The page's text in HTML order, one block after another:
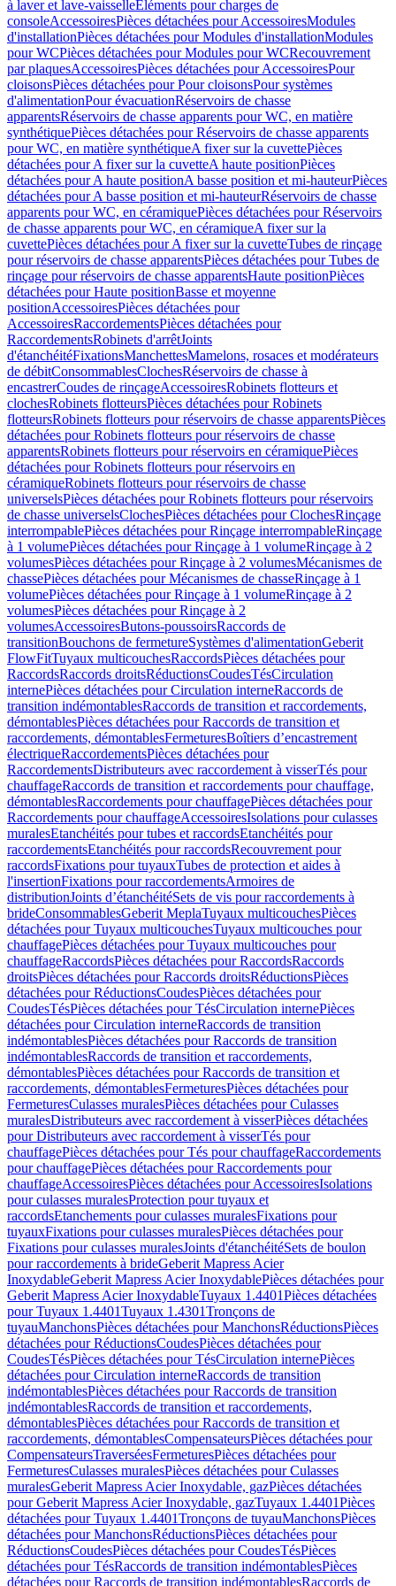
à laver et lave-vaisselleEléments pour charges de
consoleAccessoiresPièces détachées pour AccessoiresModules
d'installationPièces détachées pour Modules d'installationModules
pour WCPièces détachées pour Modules pour WCRecouvrement
par plaquesAccessoiresPièces détachées pour AccessoiresPour
cloisonsPièces détachées pour Pour cloisonsPour systèmes
d'alimentationPour évacuationRéservoirs de chasse
apparentsRéservoirs de chasse apparents pour WC, en matière
synthétiquePièces détachées pour Réservoirs de chasse apparents
pour WC, en matière synthétiqueA fixer sur la cuvettePièces
détachées pour A fixer sur la cuvetteA haute positionPièces
détachées pour A haute positionA basse position et mi-hauteurPièces
détachées pour A basse position et mi-hauteurRéservoirs de chasse
apparents pour WC, en céramiquePièces détachées pour Réservoirs
de chasse apparents pour WC, en céramiqueA fixer sur la
cuvettePièces détachées pour A fixer sur la cuvetteTubes de rinçage
pour réservoirs de chasse apparentsPièces détachées pour Tubes de
rinçage pour réservoirs de chasse apparentsHaute positionPièces
détachées pour Haute positionBasse et moyenne
positionAccessoiresPièces détachées pour
AccessoiresRaccordementsPièces détachées pour
RaccordementsRobinets d'arrêtJoints
d'étanchéitéFixationsManchettesMamelons, rosaces et modérateurs
de débitConsommablesClochesRéservoirs de chasse à
encastrerCoudes de rinçageAccessoiresRobinets flotteurs et
clochesRobinets flotteursPièces détachées pour Robinets
flotteursRobinets flotteurs pour réservoirs de chasse apparentsPièces
détachées pour Robinets flotteurs pour réservoirs de chasse
apparentsRobinets flotteurs pour réservoirs en céramiquePièces
détachées pour Robinets flotteurs pour réservoirs en
céramiqueRobinets flotteurs pour réservoirs de chasse
universelsPièces détachées pour Robinets flotteurs pour réservoirs
de chasse universelsClochesPièces détachées pour ClochesRinçage
interrompablePièces détachées pour Rinçage interrompableRinçage
à 1 volumePièces détachées pour Rinçage à 1 volumeRinçage à 2
volumesPièces détachées pour Rinçage à 2 volumesMécanismes de
chassePièces détachées pour Mécanismes de chasseRinçage à 1
volumePièces détachées pour Rinçage à 1 volumeRinçage à 2
volumesPièces détachées pour Rinçage à 2
volumesAccessoiresButons-poussoirsRaccords de
transitionBouchons de fermetureSystèmes d'alimentationGeberit
FlowFitTuyaux multicouchesRaccordsPièces détachées pour
RaccordsRaccords droitsRéductionsCoudesTésCirculation
internePièces détachées pour Circulation interneRaccords de
transition indémontablesRaccords de transition et raccordements,
démontablesPièces détachées pour Raccords de transition et
raccordements, démontablesFermeturesBoîtiers d’encastrement
électriqueRaccordementsPièces détachées pour
RaccordementsDistributeurs avec raccordement à visserTés pour
chauffageRaccords de transition et raccordements pour chauffage,
démontablesRaccordements pour chauffagePièces détachées pour
Raccordements pour chauffageAccessoiresIsolations pour culasses
muralesEtanchéités pour tubes et raccordsEtanchéités pour
raccordementsEtanchéités pour raccordsRecouvrement pour
raccordsFixations pour tuyauxTubes de protection et aides à
l'insertionFixations pour raccordementsArmoires de
distributionJoints d’étanchéitéSets de vis pour raccordements à
brideConsommablesGeberit MeplaTuyaux multicouchesPièces
détachées pour Tuyaux multicouchesTuyaux multicouches pour
chauffagePièces détachées pour Tuyaux multicouches pour
chauffageRaccordsPièces détachées pour RaccordsRaccords
droitsPièces détachées pour Raccords droitsRéductionsPièces
détachées pour RéductionsCoudesPièces détachées pour
CoudesTésPièces détachées pour TésCirculation internePièces
détachées pour Circulation interneRaccords de transition
indémontablesPièces détachées pour Raccords de transition
indémontablesRaccords de transition et raccordements,
démontablesPièces détachées pour Raccords de transition et
raccordements, démontablesFermeturesPièces détachées pour
FermeturesCulasses muralesPièces détachées pour Culasses
muralesDistributeurs avec raccordement à visserPièces détachées
pour Distributeurs avec raccordement à visserTés pour
chauffagePièces détachées pour Tés pour chauffageRaccordements
pour chauffagePièces détachées pour Raccordements pour
chauffageAccessoiresPièces détachées pour AccessoiresIsolations
pour culasses muralesProtection pour tuyaux et
raccordsEtanchements pour culasses muralesFixations pour
tuyauxFixations pour culasses muralesPièces détachées pour
Fixations pour culasses muralesJoints d'étanchéitéSets de boulon
pour raccordements à brideGeberit Mapress Acier
InoxydableGeberit Mapress Acier InoxydablePièces détachées pour
Geberit Mapress Acier InoxydableTuyaux 1.4401Pièces détachées
pour Tuyaux 1.4401Tuyaux 1.4301Tronçons de
tuyauManchonsPièces détachées pour ManchonsRéductionsPièces
détachées pour RéductionsCoudesPièces détachées pour
CoudesTésPièces détachées pour TésCirculation internePièces
détachées pour Circulation interneRaccords de transition
indémontablesPièces détachées pour Raccords de transition
indémontablesRaccords de transition et raccordements,
démontablesPièces détachées pour Raccords de transition et
raccordements, démontablesCompensateursPièces détachées pour
CompensateursTraverséesFermeturesPièces détachées pour
FermeturesCulasses muralesPièces détachées pour Culasses
muralesGeberit Mapress Acier Inoxydable, gazPièces détachées
pour Geberit Mapress Acier Inoxydable, gazTuyaux 1.4401Pièces
détachées pour Tuyaux 1.4401Tronçons de tuyauManchonsPièces
détachées pour ManchonsRéductionsPièces détachées pour
RéductionsCoudesPièces détachées pour CoudesTésPièces
détachées pour TésRaccords de transition indémontablesPièces
détachées pour Raccords de transition indémontablesRaccords de